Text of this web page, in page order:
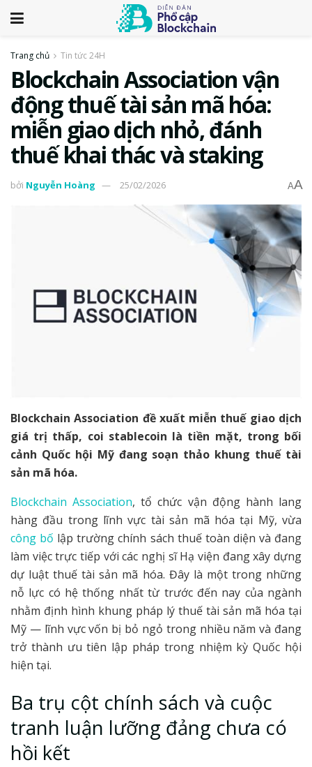
Trang chủ Tin tức 24H
Blockchain Association vận
động thuế tài sản mã hóa:
miễn giao dịch nhỏ, đánh
thuế khai thác và staking
bởi Nguyễn Hoàng 25/02/2026 AA
Blockchain Association đề xuất miễn thuế giao dịch
giá trị thấp, coi stablecoin là tiền mặt, trong bối
cảnh Quốc hội Mỹ đang soạn thảo khung thuế tài
sản mã hóa.
Blockchain Association, tổ chức vận động hành lang
hàng đầu trong lĩnh vực tài sản mã hóa tại Mỹ, vừa
công bố lập trường chính sách thuế toàn diện và đang
làm việc trực tiếp với các nghị sĩ Hạ viện đang xây dựng
dự luật thuế tài sản mã hóa. Đây là một trong những
nỗ lực có hệ thống nhất từ trước đến nay của ngành
nhằm định hình khung pháp lý thuế tài sản mã hóa tại
Mỹ — lĩnh vực vốn bị bỏ ngỏ trong nhiều năm và đang
trở thành ưu tiên lập pháp trong nhiệm kỳ Quốc hội
hiện tại.
Ba trụ cột chính sách và cuộc
tranh luận lưỡng đảng chưa có
hồi kết